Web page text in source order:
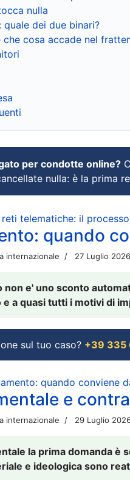
nulla
quale dei due binari?
che cosa accade nel
per condotte online?
nulla: è la prima
telematiche: il
quando
internazionale 27 Luglio 2026
non e' uno sconto
a quasi tutti i motivi di
sul tuo caso? +39 335
quando conviene
e
internazionale 29 Luglio
la prima domanda è
e ideologica sono